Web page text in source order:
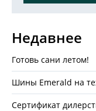
Недавнее
Готовь сани летом!
Шины Emerald на
Сертификат